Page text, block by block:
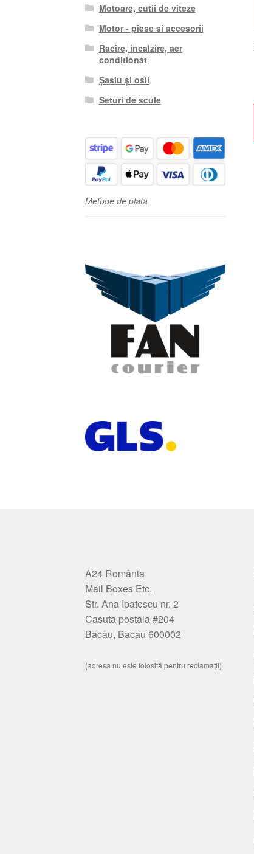
Motoare, cutii de viteze
Motor - piese si accesorii
Racire, incalzire, aer
conditionat
Șasiu și osii
Seturi de scule
Metode de plata
A24 România
Mail Boxes Etc.
Str. Ana Ipatescu nr. 2
Casuta postala #204
Bacau, Bacau 600002
(adresa nu este folosită pentru reclamații)